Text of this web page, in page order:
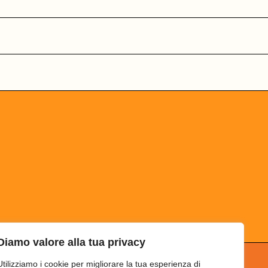
valore alla tua privacy
i cookie per migliorare la tua esperienza di